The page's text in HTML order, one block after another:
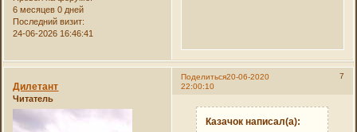
6 месяцев 0 дней
Последний визит:
24-06-2026 16:46:41
Поделиться 7
20-06-2020
22:00:10
Дилетант
Читатель
Казачок написал(а):